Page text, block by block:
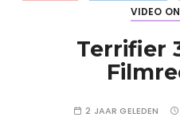
VIDEO
Terrifier
2 JAAR GELEDEN